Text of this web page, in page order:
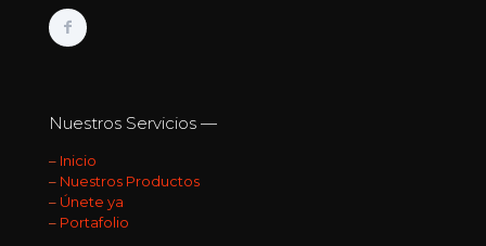
Nuestros Servicios —
– Inicio
– Nuestros Productos
– Únete ya
– Portafolio